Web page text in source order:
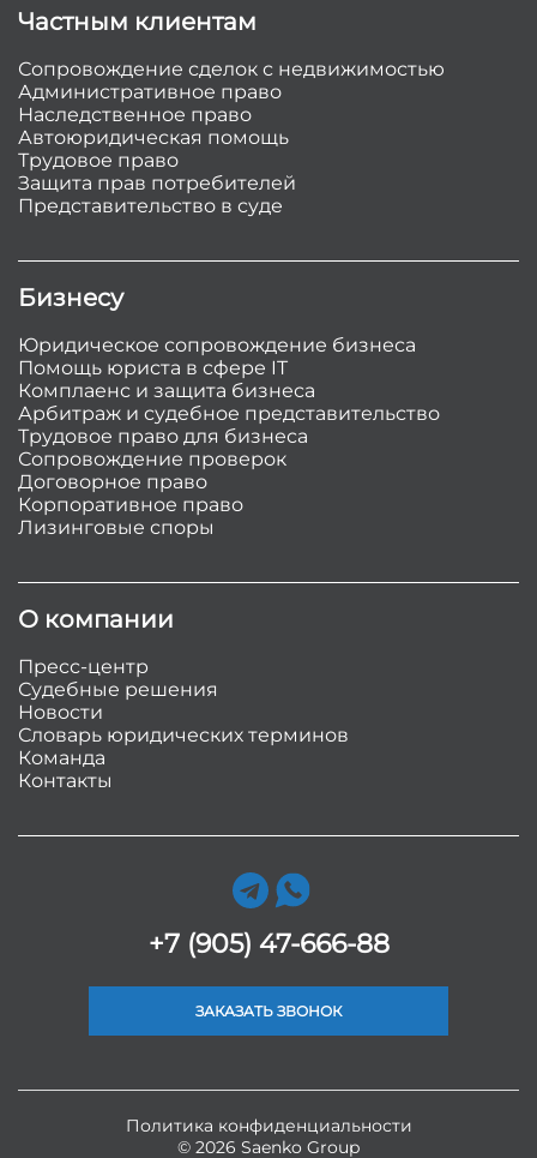
Частным клиентам
Сопровождение сделок с недвижимостью
Административное право
Наследственное право
Автоюридическая помощь
Трудовое право
Защита прав потребителей
Представительство в суде
Бизнесу
Юридическое сопровождение бизнеса
Помощь юриста в сфере IT
Комплаенс и защита бизнеса
Арбитраж и судебное представительство
Трудовое право для бизнеса
Сопровождение проверок
Договорное право
Корпоративное право
Лизинговые споры
О компании
Пресс-центр
Судебные решения
Новости
Словарь юридических терминов
Команда
Контакты
+7 (905) 47-666-88
ЗАКАЗАТЬ ЗВОНОК
Политика конфиденциальности
© 2026 Saenko Group